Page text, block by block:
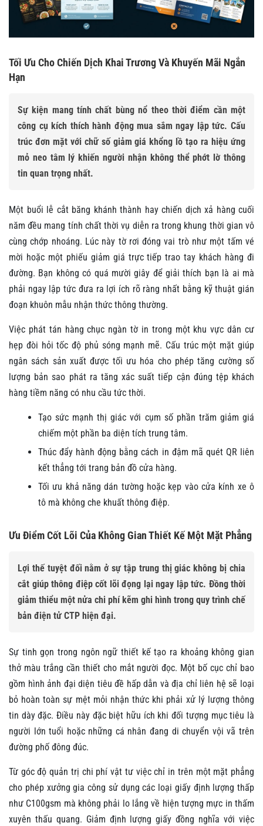
Tối Ưu Cho Chiến Dịch Khai Trương Và Khuyến Mãi Ngắn
Hạn
Sự kiện mang tính chất bùng nổ theo thời điểm cần một
công cụ kích thích hành động mua sắm ngay lập tức. Cấu
trúc đơn mặt với chữ số giảm giá khổng lồ tạo ra hiệu ứng
mỏ neo tâm lý khiến người nhận không thể phớt lờ thông
tin quan trọng nhất.
Một buổi lễ cắt băng khánh thành hay chiến dịch xả hàng cuối
năm đều mang tính chất thời vụ diễn ra trong khung thời gian vô
cùng chớp nhoáng. Lúc này tờ rơi đóng vai trò như một tấm vé
mời hoặc một phiếu giảm giá trực tiếp trao tay khách hàng đi
đường. Bạn không có quá mười giây để giải thích bạn là ai mà
phải ngay lập tức đưa ra lợi ích rõ ràng nhất bằng kỹ thuật gián
đoạn khuôn mẫu nhận thức thông thường.
Việc phát tán hàng chục ngàn tờ in trong một khu vực dân cư
hẹp đòi hỏi tốc độ phủ sóng mạnh mẽ. Cấu trúc một mặt giúp
ngân sách sản xuất được tối ưu hóa cho phép tăng cường số
lượng bản sao phát ra tăng xác suất tiếp cận đúng tệp khách
hàng tiềm năng có nhu cầu tức thời.
Tạo sức mạnh thị giác với cụm số phần trăm giảm giá
chiếm một phần ba diện tích trung tâm.
Thúc đẩy hành động bằng cách in đậm mã quét QR liên
kết thẳng tới trang bản đồ cửa hàng.
Tối ưu khả năng dán tường hoặc kẹp vào cửa kính xe ô
tô mà không che khuất thông điệp.
Ưu Điểm Cốt Lõi Của Không Gian Thiết Kế Một Mặt Phẳng
Lợi thế tuyệt đối nằm ở sự tập trung thị giác không bị chia
cắt giúp thông điệp cốt lõi đọng lại ngay lập tức. Đồng thời
giảm thiểu một nửa chi phí kẽm ghi hình trong quy trình chế
bản điện tử CTP hiện đại.
Sự tinh gọn trong ngôn ngữ thiết kế tạo ra khoảng không gian
thở màu trắng cần thiết cho mắt người đọc. Một bố cục chỉ bao
gồm hình ảnh đại diện tiêu đề hấp dẫn và địa chỉ liên hệ sẽ loại
bỏ hoàn toàn sự mệt mỏi nhận thức khi phải xử lý lượng thông
tin dày đặc. Điều này đặc biệt hữu ích khi đối tượng mục tiêu là
người lớn tuổi hoặc những cá nhân đang di chuyển vội vã trên
đường phố đông đúc.
Từ góc độ quản trị chi phí vật tư việc chỉ in trên một mặt phẳng
cho phép xưởng gia công sử dụng các loại giấy định lượng thấp
như C100gsm mà không phải lo lắng về hiện tượng mực in thấm
xuyên thấu quang. Giảm định lượng giấy đồng nghĩa với việc